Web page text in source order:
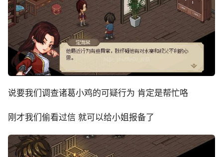
说要我们调查诸葛小鸡的可疑行为 肯定是帮忙咯
刚才我们偷看过信 就可以给小姐报备了